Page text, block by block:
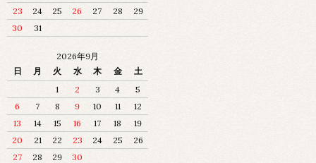
23
24 25 26 27 28
29
30
31
2026年9月
日
月 火 水 木 金
土
1
2 3 4
5
6
7 8 9 10 11
12
13
14 15 16 17 18
19
20
21 22 23 24 25
26
27
28 29 30